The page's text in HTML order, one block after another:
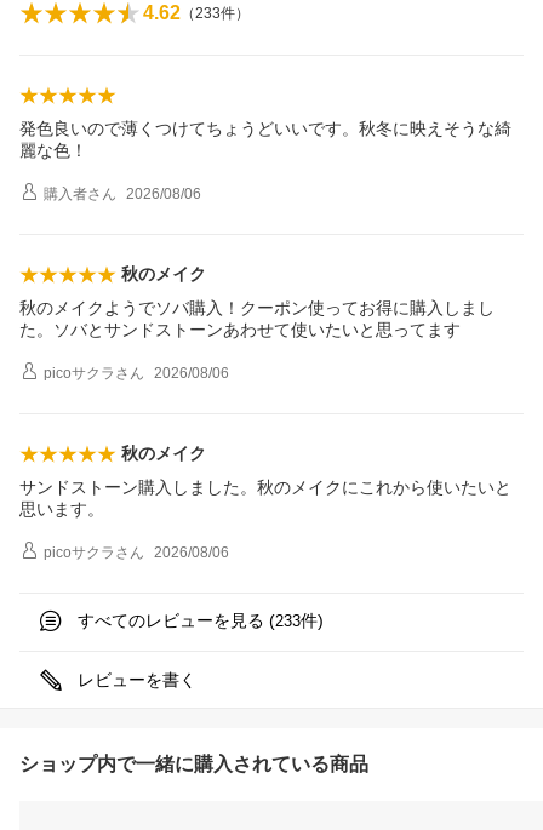
4.62 （233件）
発色良いので薄くつけてちょうどいいです。秋冬に映えそうな綺
麗な色！
購入者さん 2026/08/06
秋のメイク
秋のメイクようでソバ購入！クーポン使ってお得に購入しまし
た。ソバとサンドストーンあわせて使いたいと思ってます
picoサクラ さん 2026/08/06
秋のメイク
サンドストーン購入しました。秋のメイクにこれから使いたいと
思います。
picoサクラ さん 2026/08/06
すべてのレビューを見る (233件)
レビューを書く
ショップ内で一緒に購入されている商品